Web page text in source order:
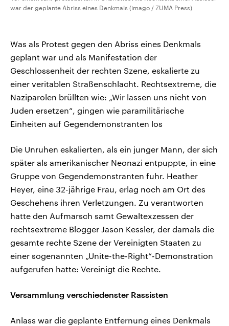
war der geplante Abriss eines Denkmals (imago / ZUMA Press)
Was als Protest gegen den Abriss eines Denkmals
geplant war und als Manifestation der
Geschlossenheit der rechten Szene, eskalierte zu
einer veritablen Straßenschlacht. Rechtsextreme, die
Naziparolen brüllten wie: „Wir lassen uns nicht von
Juden ersetzen“, gingen wie paramilitärische
Einheiten auf Gegendemonstranten los
Die Unruhen eskalierten, als ein junger Mann, der sich
später als amerikanischer Neonazi entpuppte, in eine
Gruppe von Gegendemonstranten fuhr. Heather
Heyer, eine 32-jährige Frau, erlag noch am Ort des
Geschehens ihren Verletzungen. Zu verantworten
hatte den Aufmarsch samt Gewaltexzessen der
rechtsextreme Blogger Jason Kessler, der damals die
gesamte rechte Szene der Vereinigten Staaten zu
einer sogenannten „Unite-the-Right“-Demonstration
aufgerufen hatte: Vereinigt die Rechte.
Versammlung verschiedenster Rassisten
Anlass war die geplante Entfernung eines Denkmals